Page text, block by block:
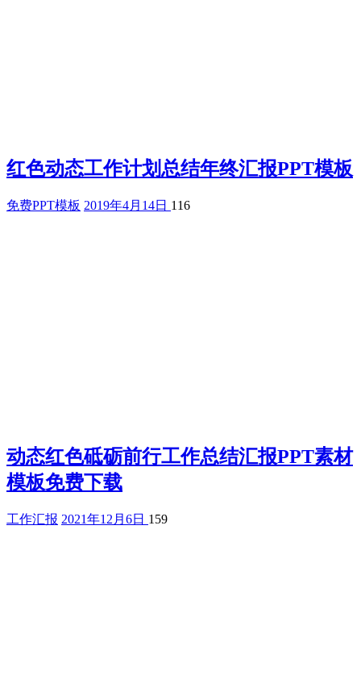
红色动态工作计划总结年终汇报PPT模板
免费PPT模板 2019年4月14日 116
动态红色砥砺前行工作总结汇报PPT素材
模板免费下载
工作汇报 2021年12月6日 159